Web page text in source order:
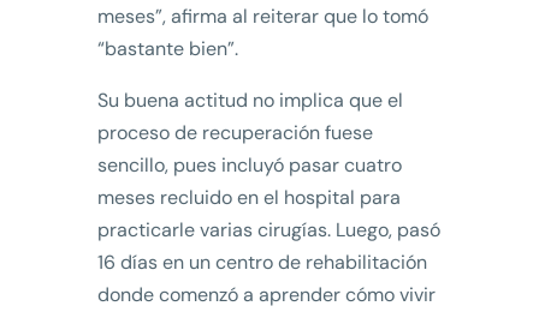
meses”, afirma al reiterar que lo tomó
“bastante bien”.
Su buena actitud no implica que el
proceso de recuperación fuese
sencillo, pues incluyó pasar cuatro
meses recluido en el hospital para
practicarle varias cirugías. Luego, pasó
16 días en un centro de rehabilitación
donde comenzó a aprender cómo vivir